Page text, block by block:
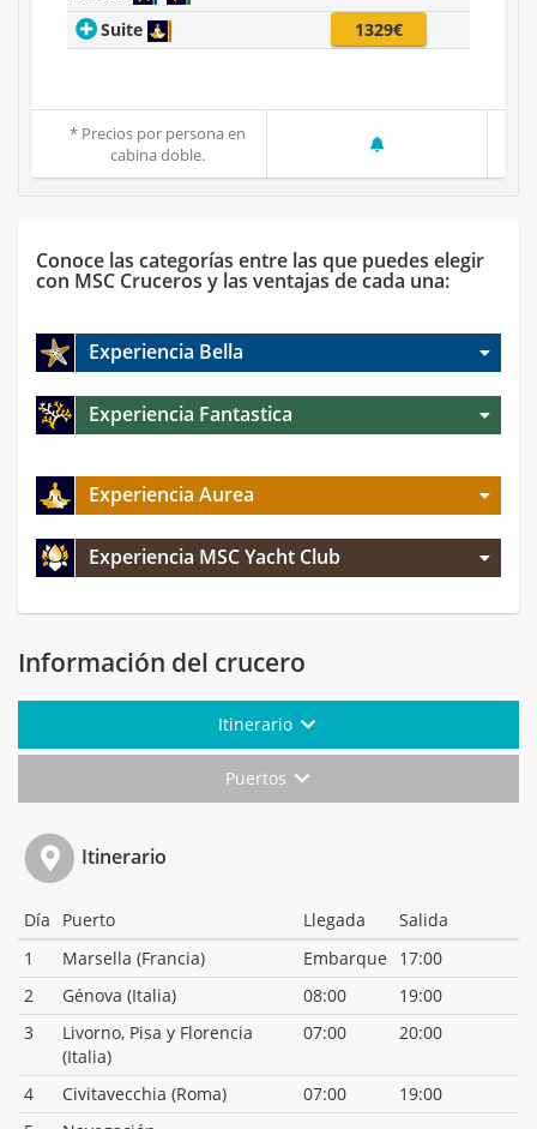
Suite 1329€
* Precios por persona en
cabina doble.
Conoce las categorías entre las que puedes elegir
con MSC Cruceros y las ventajas de cada una:
Experiencia Bella
Experiencia Fantastica
Experiencia Aurea
Experiencia MSC Yacht Club
Información del crucero
Itinerario
Puertos
Itinerario
Día Puerto Llegada
Salida
1
Marsella (Francia) Embarque
17:00
2
Génova (Italia) 08:00
19:00
3
Livorno, Pisa y Florencia
(Italia)
07:00 20:00
4 Civitavecchia (Roma) 07:00
19:00